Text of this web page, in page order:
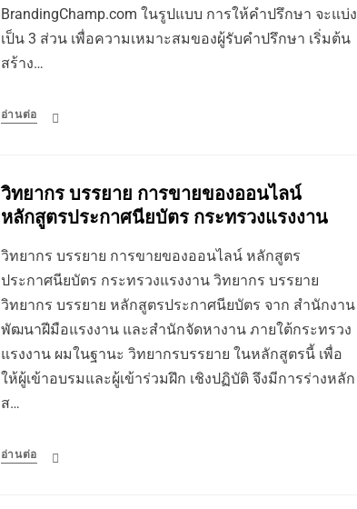
BrandingChamp.com ในรูปแบบ การให้คำปรึกษา จะแบ่ง
เป็น 3 ส่วน เพื่อความเหมาะสมของผู้รับคำปรึกษา เริ่มต้น
สร้าง…
อ่านต่อ
วิทยากร บรรยาย การขายของออนไลน์
หลักสูตรประกาศนียบัตร กระทรวงแรงงาน
วิทยากร บรรยาย การขายของออนไลน์ หลักสูตร
ประกาศนียบัตร กระทรวงแรงงาน วิทยากร บรรยาย
วิทยากร บรรยาย หลักสูตรประกาศนียบัตร จาก สำนักงาน
พัฒนาฝีมือแรงงาน และสำนักจัดหางาน ภายใต้กระทรวง
แรงงาน ผมในฐานะ วิทยากรบรรยาย ในหลักสูตรนี้ เพื่อ
ให้ผู้เข้าอบรมและผู้เข้าร่วมฝึก เชิงปฏิบัติ จึงมีการร่างหลัก
ส…
อ่านต่อ